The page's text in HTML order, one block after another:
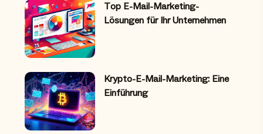
Top E-Mail-Marketing-
Lösungen für Ihr Unternehmen
Krypto-E-Mail-Marketing: Eine
Einführung